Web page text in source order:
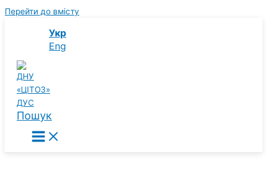
Перейти до вмісту
Укр
Eng
Пошук